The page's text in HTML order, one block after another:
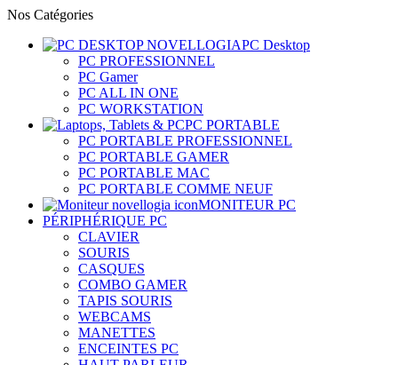
Nos Catégories
PC Desktop
PC PROFESSIONNEL
PC Gamer
PC ALL IN ONE
PC WORKSTATION
PC PORTABLE
PC PORTABLE PROFESSIONNEL
PC PORTABLE GAMER
PC PORTABLE MAC
PC PORTABLE COMME NEUF
MONITEUR PC
PÉRIPHÉRIQUE PC
CLAVIER
SOURIS
CASQUES
COMBO GAMER
TAPIS SOURIS
WEBCAMS
MANETTES
ENCEINTES PC